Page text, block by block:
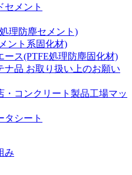
セメント
理防塵セメント)
ント系固化材)
ース(PTFE処理防塵固化材)
ナ品 お取り扱い上のお願い
・コンクリート製品工場マッ
タシート
み